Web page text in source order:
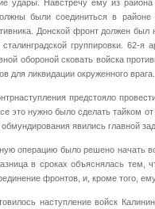
удары. Навстречу ему из района
были соединиться в
Донской фронт должен был
группировки. 62-
обороной сковать войска
для ликвидации окруженного врага.
предстояло
это нужно было сделать тайком
явились главной
операцию было решено начать
в сроках объяснялась
фронтов, и, кроме того,
наступление войск